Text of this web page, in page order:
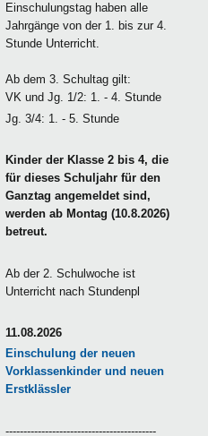
Einschulungstag haben alle
Jahrgänge von der 1. bis zur 4.
Stunde Unterricht.
Ab dem 3. Schultag gilt:
VK und Jg. 1/2: 1. - 4. Stunde
Jg. 3/4: 1. - 5. Stunde
Kinder der Klasse 2 bis 4, die
für dieses Schuljahr für den
Ganztag angemeldet sind,
werden ab Montag (10.8.2026)
betreut.
Ab der 2. Schulwoche ist
Unterricht nach Stundenpl
11.08.2026
Einschulung der neuen
Vorklassenkinder und neuen
Erstklässler
------------------------------------------